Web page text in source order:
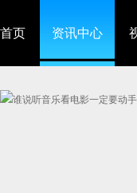
首页 资讯中心